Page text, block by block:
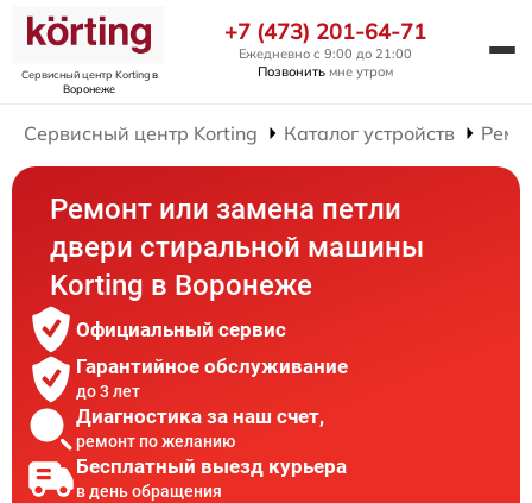
Сервисный центр Kortingв
Воронеже
+7 (473) 201-64-71
Ежедневно с 9:00 до 21:00
Позвонить мне утром
Сервисный центр Korting Каталог устройств
Ремонт или замена петли
двери стиральной машины
Korting в Воронеже
Официальный сервис
Гарантийное обслуживание
до 3 лет
Диагностика за наш счет,
ремонт по желанию
Бесплатный выезд курьера
в день обращения